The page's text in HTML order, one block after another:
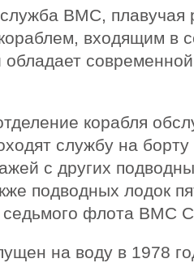
ВМС, плавучая
входящим в
современной
корабля
службу на
с других
подводных лодок
седьмого флота ВМС
на воду в 1978